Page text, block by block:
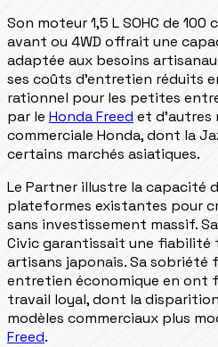
Son moteur 1,5 L SOHC de
avant ou 4WD offrait une
adaptée aux besoins
ses coûts d'entretien réduits
rationnel pour les petites
par le Honda Freed et d'autres
commerciale Honda, dont la
certains marchés asiatiques.
Le Partner illustre la capacité
plateformes existantes pour
sans investissement massif.
Civic garantissait une
artisans japonais. Sa
entretien économique en ont
travail loyal, dont la
modèles commerciaux plus
Freed.